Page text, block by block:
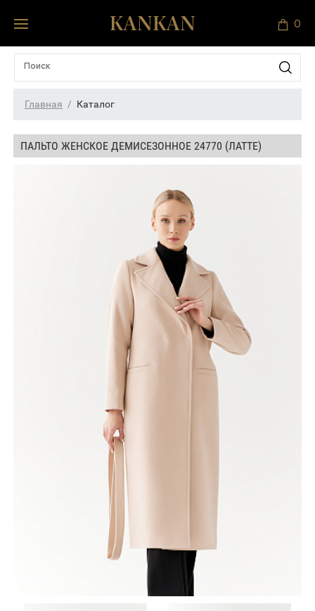
0
Главная Каталог
ПАЛЬТО ЖЕНСКОЕ ДЕМИСЕЗОННОЕ 24770 (ЛАТТЕ)